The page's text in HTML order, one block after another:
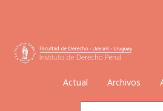
Actual Archivos